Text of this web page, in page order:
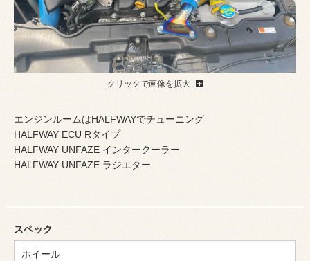
クリックで画像を拡大
エンジンルームはHALFWAYでチューニング
HALFWAY ECU Rタイプ
HALFWAY UNFAZE インタークーラー
HALFWAY UNFAZE ラジエター
スペック
ホイール